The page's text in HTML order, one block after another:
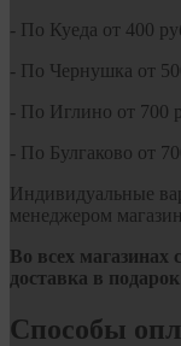
- По Куеда от 400
- По Чернушка от
- По Иглино от 700
- По Булгаково от
Индивидуальные
менеджером
Во всех магазинах
доставка в
Способы